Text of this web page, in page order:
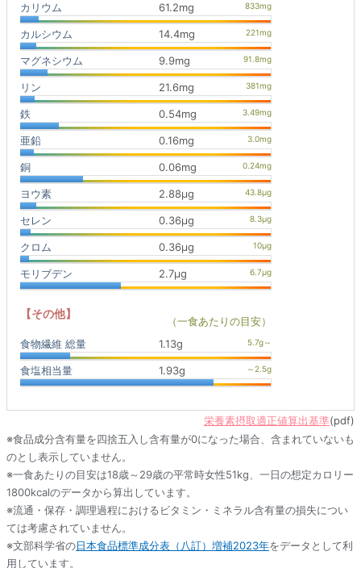
カリウム 61.2mg
カルシウム 14.4mg
マグネシウム 9.9mg
リン 21.6mg
鉄 0.54mg
亜鉛 0.16mg
銅 0.06mg
ヨウ素 2.88μg
セレン 0.36μg
クロム 0.36μg
モリブデン 2.7μg
【その他】
（一食あたりの目安）
食物繊維 総量
1.13g
食塩相当量 1.93g
栄養素摂取適正値算出基準(pdf)
※食品成分含有量を四捨五入し含有量が0になった場合、含まれていないも
のとし表示していません。
※一食あたりの目安は18歳～29歳の平常時女性51kg、一日の想定カロリー
1800kcalのデータから算出しています。
※流通・保存・調理過程におけるビタミン・ミネラル含有量の損失につい
ては考慮されていません。
※文部科学省の日本食品標準成分表（八訂）増補2023年をデータとして利
用しています。